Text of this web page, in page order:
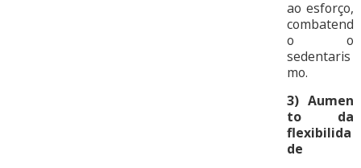
ao esforço,
combatend
o o
sedentaris
mo.
3) Aumen
to da
flexibilida
de